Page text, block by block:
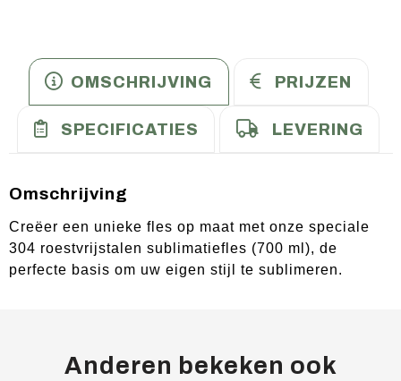
OMSCHRIJVING PRIJZEN
SPECIFICATIES LEVERING
Omschrijving
Creëer een unieke fles op maat met onze speciale
304 roestvrijstalen sublimatiefles (700 ml), de
perfecte basis om uw eigen stijl te sublimeren.
Anderen bekeken ook